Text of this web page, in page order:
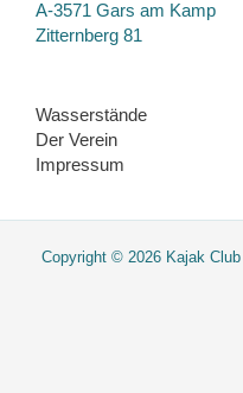
A-3571 Gars am Kamp
Zitternberg 81
Wasserstände
Der Verein
Impressum
Copyright © 2026 Kajak